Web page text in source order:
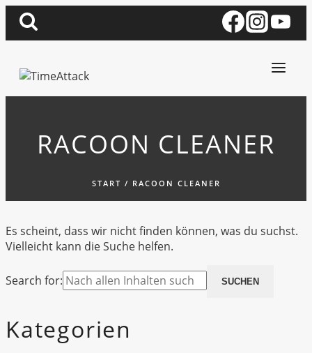
Zum
Inhalt
springen
RACOON CLEANER
START / RACOON CLEANER
Es scheint, dass wir nicht finden können, was du suchst.
Vielleicht kann die Suche helfen.
Search for:
Kategorien